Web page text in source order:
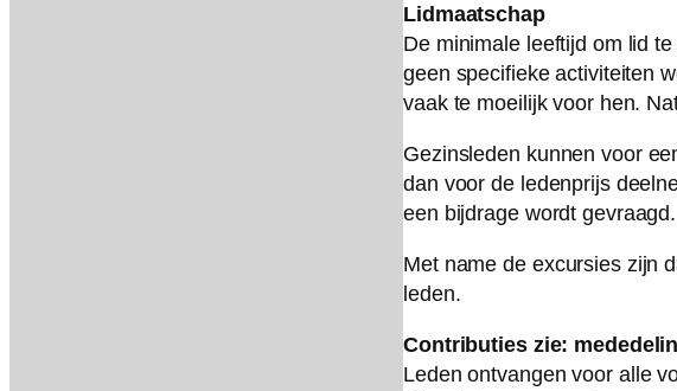
Lidmaatschap
De minimale leeftijd om lid
geen specifieke activiteiten
vaak te moeilijk voor hen.
Gezinsleden kunnen voor
dan voor de ledenprijs
een bijdrage wordt gevraagd.
Met name de excursies zijn
leden.
Contributies zie:
Leden ontvangen voor alle